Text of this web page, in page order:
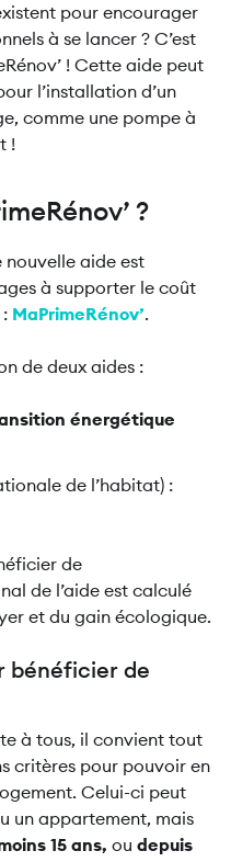
pour encourager
à se lancer ? C’est
! Cette aide peut
l’installation d’un
comme une pompe à
!
?
nouvelle aide est
à supporter le coût
MaPrimeRénov’.
de deux aides :
énergétique
de l’habitat) :
de
de l’aide est calculé
et du gain écologique.
bénéficier de
à tous, il convient tout
critères pour pouvoir en
Celui-ci peut
un appartement, mais
15 ans, ou depuis